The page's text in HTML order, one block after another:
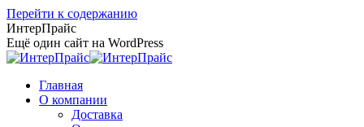
Перейти к содержанию
ИнтерПрайс
Ещё один сайт на WordPress
Главная
О компании
Доставка